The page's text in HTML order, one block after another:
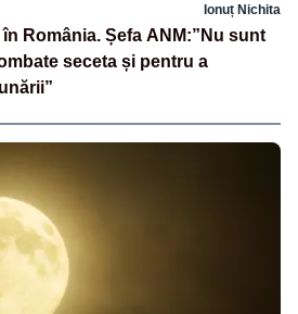
Ionuț Nichita
România. Șefa ANM:”Nu sunt
seceta și pentru a